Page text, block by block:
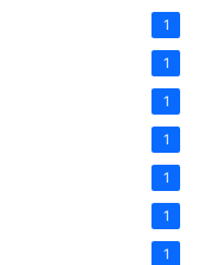
1
1
1
1
1
1
1